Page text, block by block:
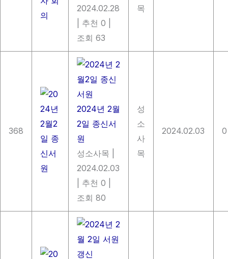
2024.02.28
추천 0
조회 63
목
368
2024년 2월
2일 종신서
원
성소사목
2024.02.03
추천 0
조회 80
성
소
사
목
2024.02.03 0